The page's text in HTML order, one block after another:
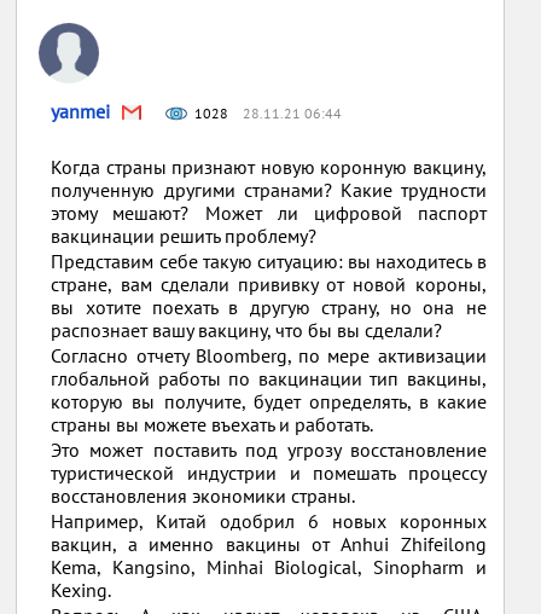
yanmei 1028 28.11.21 06:44
Когда страны признают новую коронную вакцину,
полученную другими странами? Какие трудности
этому мешают? Может ли цифровой паспорт
вакцинации решить проблему?
Представим себе такую ​​ситуацию: вы находитесь в
стране, вам сделали прививку от новой короны,
вы хотите поехать в другую страну, но она не
распознает вашу вакцину, что бы вы сделали?
Согласно отчету Bloomberg, по мере активизации
глобальной работы по вакцинации тип вакцины,
которую вы получите, будет определять, в какие
страны вы можете въехать и работать.
Это может поставить под угрозу восстановление
туристической индустрии и помешать процессу
восстановления экономики страны.
Например, Китай одобрил 6 новых коронных
вакцин, а именно вакцины от Anhui Zhifeilong
Kema, Kangsino, Minhai Biological, Sinopharm и
Kexing.